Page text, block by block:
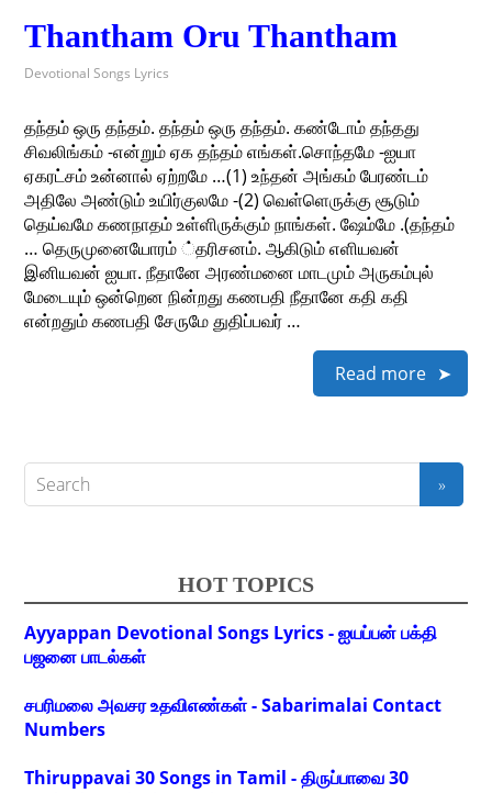
Thantham Oru Thantham
Devotional Songs Lyrics
தந்தம் ஒரு தந்தம். தந்தம் ஒரு தந்தம். கண்டோம் தந்தது
சிவலிங்கம் -என்றும் ஏக தந்தம் எங்கள்.சொந்தமே -ஐயா
ஏகரட்சம் உன்னால் ஏற்றமே …(1) உந்தன் அங்கம் பேரண்டம்
அதிலே அண்டும் உயிர்குலமே -(2) வெள்ளெருக்கு சூடும்
தெய்வமே கணநாதம் உள்ளிருக்கும் நாங்கள். ஷேம்மே .(தந்தம்
… தெருமுனையோரம் ்தரிசனம். ஆகிடும் எளியவன்
இனியவன் ஐயா. நீதானே அரண்மனை மாடமும் அருகம்புல்
மேடையும் ஒன்றென நின்றது கணபதி நீதானே கதி கதி
என்றதும் கணபதி சேருமே துதிப்பவர் …
Read more
HOT TOPICS
Ayyappan Devotional Songs Lyrics - ஐயப்பன் பக்தி
பஜனை பாடல்கள்
சபரிமலை அவசர உதவிஎண்கள் - Sabarimalai Contact
Numbers
Thiruppavai 30 Songs in Tamil - திருப்பாவை 30